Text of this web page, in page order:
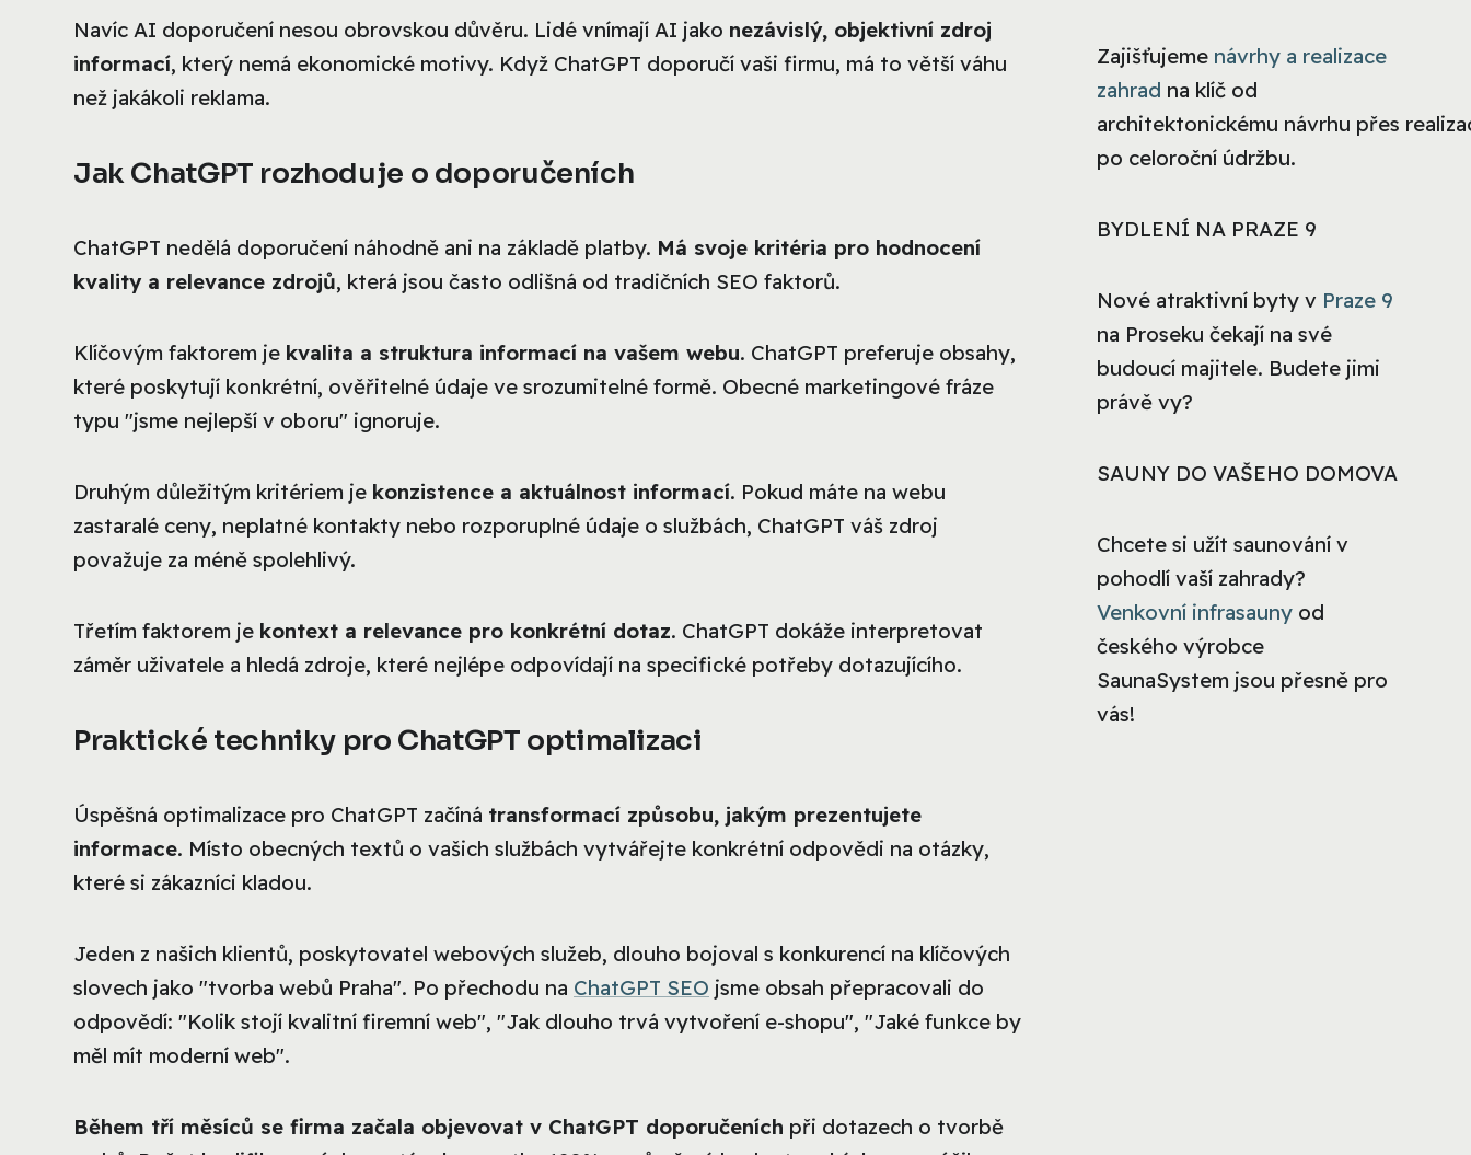
Navíc AI doporučení nesou obrovskou důvěru. Lidé vnímají AI jako nezávislý, objektivní zdroj
informací, který nemá ekonomické motivy. Když ChatGPT doporučí vaši firmu, má to větší váhu
než jakákoli reklama.
Jak ChatGPT rozhoduje o doporučeních
ChatGPT nedělá doporučení náhodně ani na základě platby. Má svoje kritéria pro hodnocení
kvality a relevance zdrojů, která jsou často odlišná od tradičních SEO faktorů.
Klíčovým faktorem je kvalita a struktura informací na vašem webu. ChatGPT preferuje obsahy,
které poskytují konkrétní, ověřitelné údaje ve srozumitelné formě. Obecné marketingové fráze
typu "jsme nejlepší v oboru" ignoruje.
Druhým důležitým kritériem je konzistence a aktuálnost informací. Pokud máte na webu
zastaralé ceny, neplatné kontakty nebo rozporuplné údaje o službách, ChatGPT váš zdroj
považuje za méně spolehlivý.
Třetím faktorem je kontext a relevance pro konkrétní dotaz. ChatGPT dokáže interpretovat
záměr uživatele a hledá zdroje, které nejlépe odpovídají na specifické potřeby dotazujícího.
Praktické techniky pro ChatGPT optimalizaci
Úspěšná optimalizace pro ChatGPT začíná transformací způsobu, jakým prezentujete
informace. Místo obecných textů o vašich službách vytvářejte konkrétní odpovědi na otázky,
které si zákazníci kladou.
Jeden z našich klientů, poskytovatel webových služeb, dlouho bojoval s konkurencí na klíčových
slovech jako "tvorba webů Praha". Po přechodu na ChatGPT SEO jsme obsah přepracovali do
odpovědí: "Kolik stojí kvalitní firemní web", "Jak dlouho trvá vytvoření e-shopu", "Jaké funkce by
měl mít moderní web".
Během tří měsíců se firma začala objevovat v ChatGPT doporučeních při dotazech o tvorbě
Zajišťujeme návrhy a realizace
zahrad na klíč od
architektonickému návrhu přes
po celoroční údržbu.
BYDLENÍ NA PRAZE 9
Nové atraktivní byty v Praze 9
na Proseku čekají na své
budoucí majitele. Budete jimi
právě vy?
SAUNY DO VAŠEHO DOMOVA
Chcete si užít saunování v
pohodlí vaší zahrady?
Venkovní infrasauny od
českého výrobce
SaunaSystem jsou přesně pro
vás!